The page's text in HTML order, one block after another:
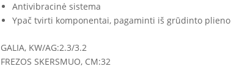
Antivibracinė sistema
Ypač tvirti komponentai, pagaminti iš grūdinto plieno
GALIA, KW/AG:2.3/3.2
FREZOS SKERSMUO, CM:32